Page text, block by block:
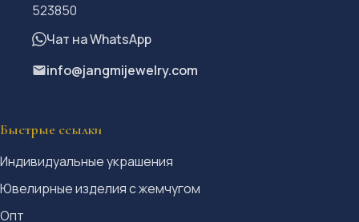
523850
Чат на WhatsApp
info@jangmijewelry.com
Быстрые ссылки
Индивидуальные украшения
Ювелирные изделия с жемчугом
Опт